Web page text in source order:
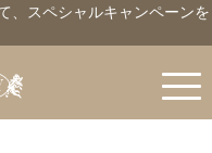
、スペシャルキャンペーンを